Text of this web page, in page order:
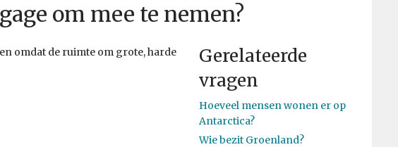
om mee te nemen?
omdat de ruimte om grote, harde
Gerelateerde
vragen
Hoeveel mensen wonen er op
Antarctica?
Wie bezit Groenland?